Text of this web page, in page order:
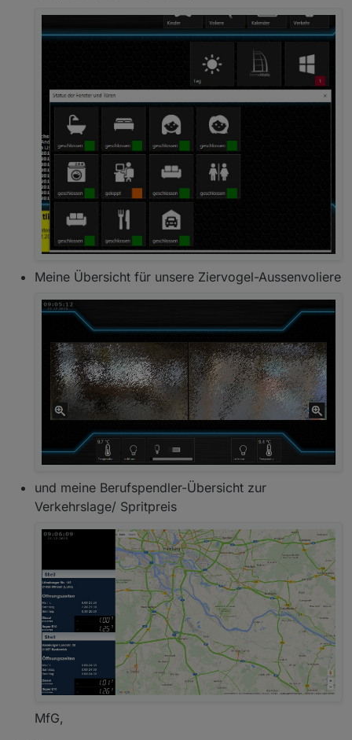
Meine Übersicht für unsere Ziervogel-Aussenvoliere
und meine Berufspendler-Übersicht zur
Verkehrslage/ Spritpreis
MfG,